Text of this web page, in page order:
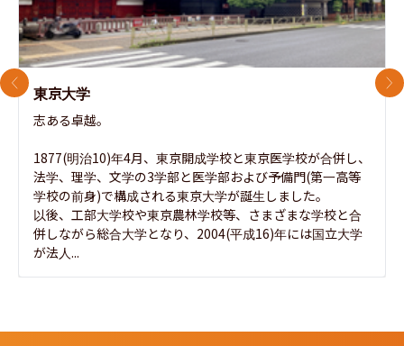
東京大学
志ある卓越。
1877(明治10)年4月、東京開成学校と東京医学校が合併し、
法学、理学、文学の3学部と医学部および予備門(第一高等
学校の前身)で構成される東京大学が誕生しました。
以後、工部大学校や東京農林学校等、さまざまな学校と合
併しながら総合大学となり、2004(平成16)年には国立大学
が法人...
前のスライド 次